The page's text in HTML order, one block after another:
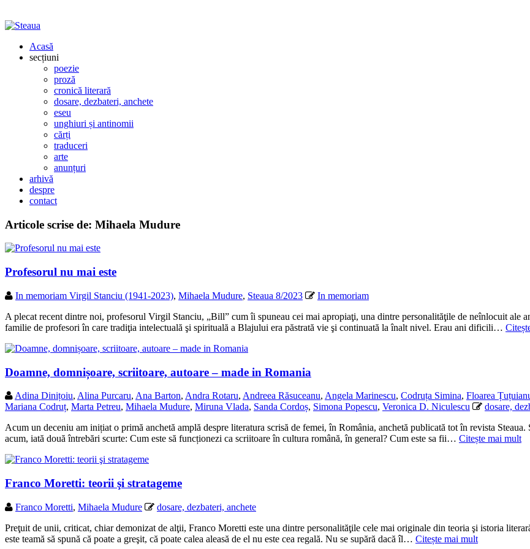
Acasă
secțiuni
poezie
proză
cronică literară
dosare, dezbateri, anchete
eseu
unghiuri și antinomii
cărți
traduceri
arte
anunțuri
arhivă
despre
contact
Articole scrise de: Mihaela Mudure
Profesorul nu mai este
In memoriam Virgil Stanciu (1941-2023), Mihaela Mudure, Steaua 8/2023
In memoriam
A plecat recent dintre noi, profesorul Virgil Stanciu, „Bill” cum îi spuneau cei mai apropiaţi, una dintre personalităţile de neînlocuit ale
familie de profesori în care tradiţia intelectuală şi spirituală a Blajului era păstrată vie şi continuată la înalt nivel. Erau ani dificili…
Doamne, domnișoare, scriitoare, autoare – made in Romania
Adina Dinițoiu, Alina Purcaru, Ana Barton, Andra Rotaru, Andreea Răsuceanu, Angela Marinescu, Codruța Simina, Floarea
Mariana Codruț, Marta Petreu, Mihaela Mudure, Miruna Vlada, Sanda Cordoș, Simona Popescu, Veronica D. Niculescu
dosare,
Acum un deceniu am inițiat o primă anchetă amplă despre literatura scrisă de femei, în România, anchetă publicată tot în revista
acum, iată două întrebări scurte: Cum este să funcționezi ca scriitoare în cultura română, în general? Cum este sa fii… Citește mai mult
Franco Moretti: teorii şi stratageme
Franco Moretti, Mihaela Mudure
dosare, dezbateri, anchete
Preţuit de unii, criticat, chiar demonizat de alţii, Franco Moretti este una dintre personalităţile cele mai originale din teoria şi istoria
este teamă să spună că poate a greşit, că poate calea aleasă de el nu este cea regală. Nu se supără dacă îl… Citește mai mult